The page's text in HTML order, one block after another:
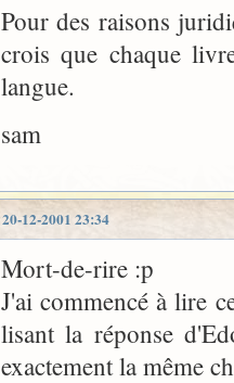
Pour des raisons
crois que chaque
langue.
sam
20-12-2001 23:34
Mort-de-rire :p
J'ai commencé à lire
lisant la réponse
exactement la même